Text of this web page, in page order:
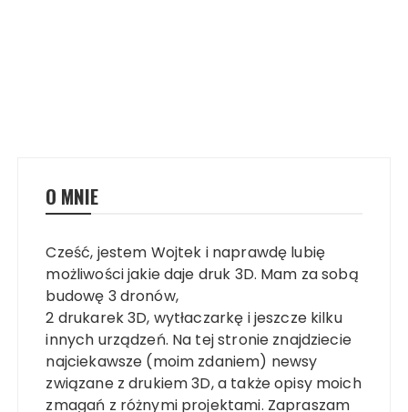
O MNIE
Cześć, jestem Wojtek i naprawdę lubię
możliwości jakie daje druk 3D. Mam za sobą
budowę 3 dronów,
2 drukarek 3D, wytłaczarkę i jeszcze kilku
innych urządzeń. Na tej stronie znajdziecie
najciekawsze (moim zdaniem) newsy
związane z drukiem 3D, a także opisy moich
zmagań z różnymi projektami. Zapraszam